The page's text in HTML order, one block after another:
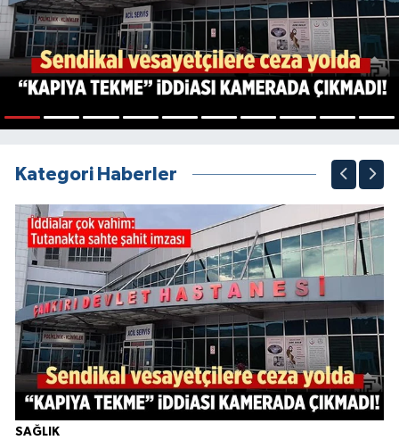
Kategori Haberler
SAĞLIK